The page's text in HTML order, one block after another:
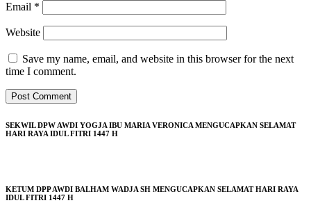
Email *
Website
Save my name, email, and website in this browser for the next
time I comment.
SEKWIL DPW AWDI YOGJA IBU MARIA VERONICA MENGUCAPKAN SELAMAT
HARI RAYA IDUL FITRI 1447 H
KETUM DPP AWDI BALHAM WADJA SH MENGUCAPKAN SELAMAT HARI RAYA
IDUL FITRI 1447 H